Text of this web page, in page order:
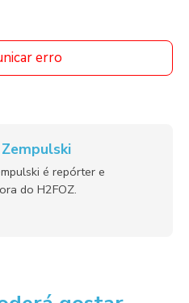
erro
é repórter e
do H2FOZ.